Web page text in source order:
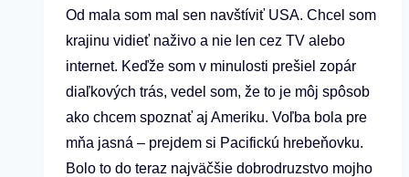
Od mala som mal sen navštíviť USA. Chcel som
krajinu vidieť naživo a nie len cez TV alebo
internet. Keďže som v minulosti prešiel zopár
diaľkových trás, vedel som, že to je môj spôsob
ako chcem spoznať aj Ameriku. Voľba bola pre
mňa jasná – prejdem si Pacifickú hrebeňovku.
Bolo to do teraz najväčšie dobrodruzstvo mojho